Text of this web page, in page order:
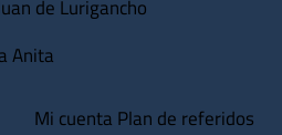
de Lurigancho
Anita
Mi cuenta Plan de referidos